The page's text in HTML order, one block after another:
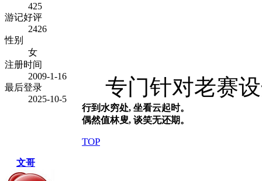
425
游记好评
2426
性别
女
注册时间
2009-1-16
最后登录
2025-10-5
专门针对老赛
行到水穷处, 坐看云起时。
偶然值林叟, 谈笑无还期。
TOP
文哥